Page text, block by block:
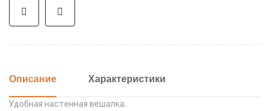
Описание Характеристики
Удобная настенная вешалка.